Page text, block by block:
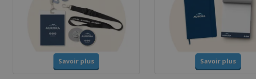
Savoir plus Savoir plus